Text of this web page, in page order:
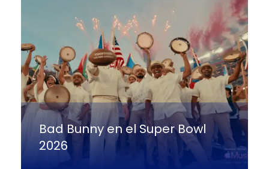
Bad Bunny en el Super Bowl
2026